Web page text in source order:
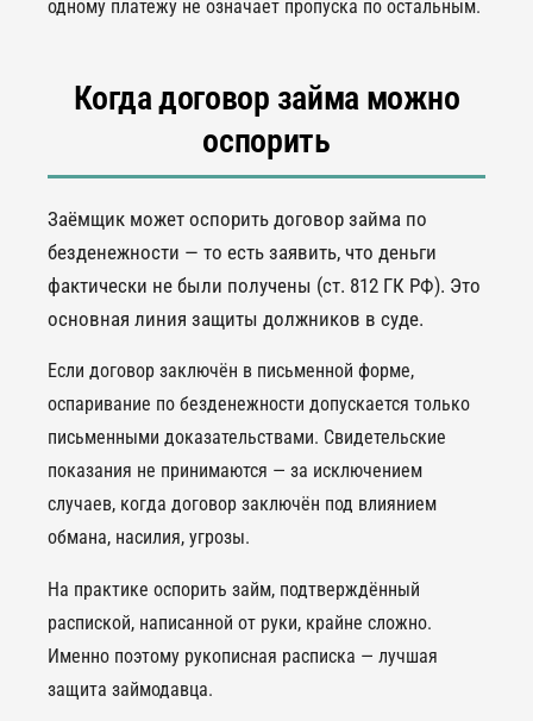
одному платежу не означает пропуска по остальным.
Когда договор займа можно
оспорить
Заёмщик может оспорить договор займа по
безденежности — то есть заявить, что деньги
фактически не были получены (ст. 812 ГК РФ). Это
основная линия защиты должников в суде.
Если договор заключён в письменной форме,
оспаривание по безденежности допускается только
письменными доказательствами. Свидетельские
показания не принимаются — за исключением
случаев, когда договор заключён под влиянием
обмана, насилия, угрозы.
На практике оспорить займ, подтверждённый
распиской, написанной от руки, крайне сложно.
Именно поэтому рукописная расписка — лучшая
защита займодавца.